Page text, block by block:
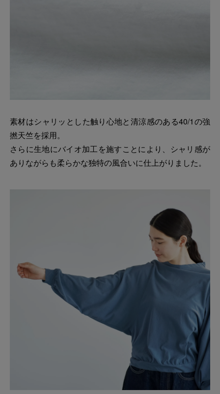
素材はシャリッとした触り心地と清涼感のある40/1の強
撚天竺を採用。
さらに生地にバイオ加工を施すことにより、シャリ感が
ありながらも柔らかな独特の風合いに仕上がりました。